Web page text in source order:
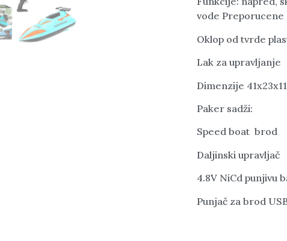
vode
Oklop od tvrde
Lak za upravljanje
Dimenzije
Paker sadži:
Speed boat brod
Daljinski upravljač
4.8V NiCd punjivu
Punjač za brod